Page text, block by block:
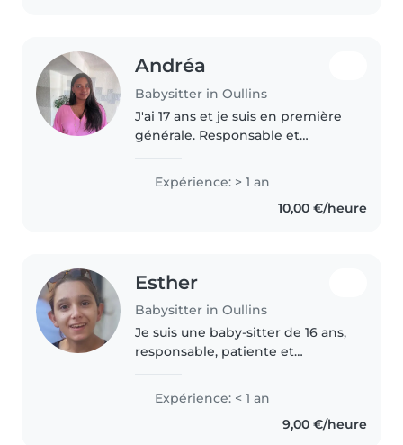
Andréa
Babysitter in Oullins
J'ai 17 ans et je suis en première
générale. Responsable et
sœur et de mes cousins et
cousines. J'ai déjà gardé un bébé
Expérience: > 1 an
10,00 €/heure
Esther
Babysitter in Oullins
Je suis une baby-sitter de 16 ans,
responsable, patiente et
d'expérience avec les enfants de
5 à 7 ans. Je suis titulaire d'un
certificat de premier secours..
Expérience: < 1 an
9,00 €/heure